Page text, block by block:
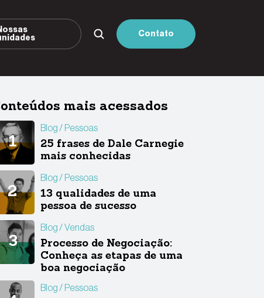
Contato
mais acessados
Blog Pessoas
25 frases de Dale Carnegie
mais conhecidas
Blog Pessoas
13 qualidades de uma
pessoa de sucesso
Blog Vendas
Processo de Negociação:
Conheça as etapas de uma
boa negociação
Blog Pessoas